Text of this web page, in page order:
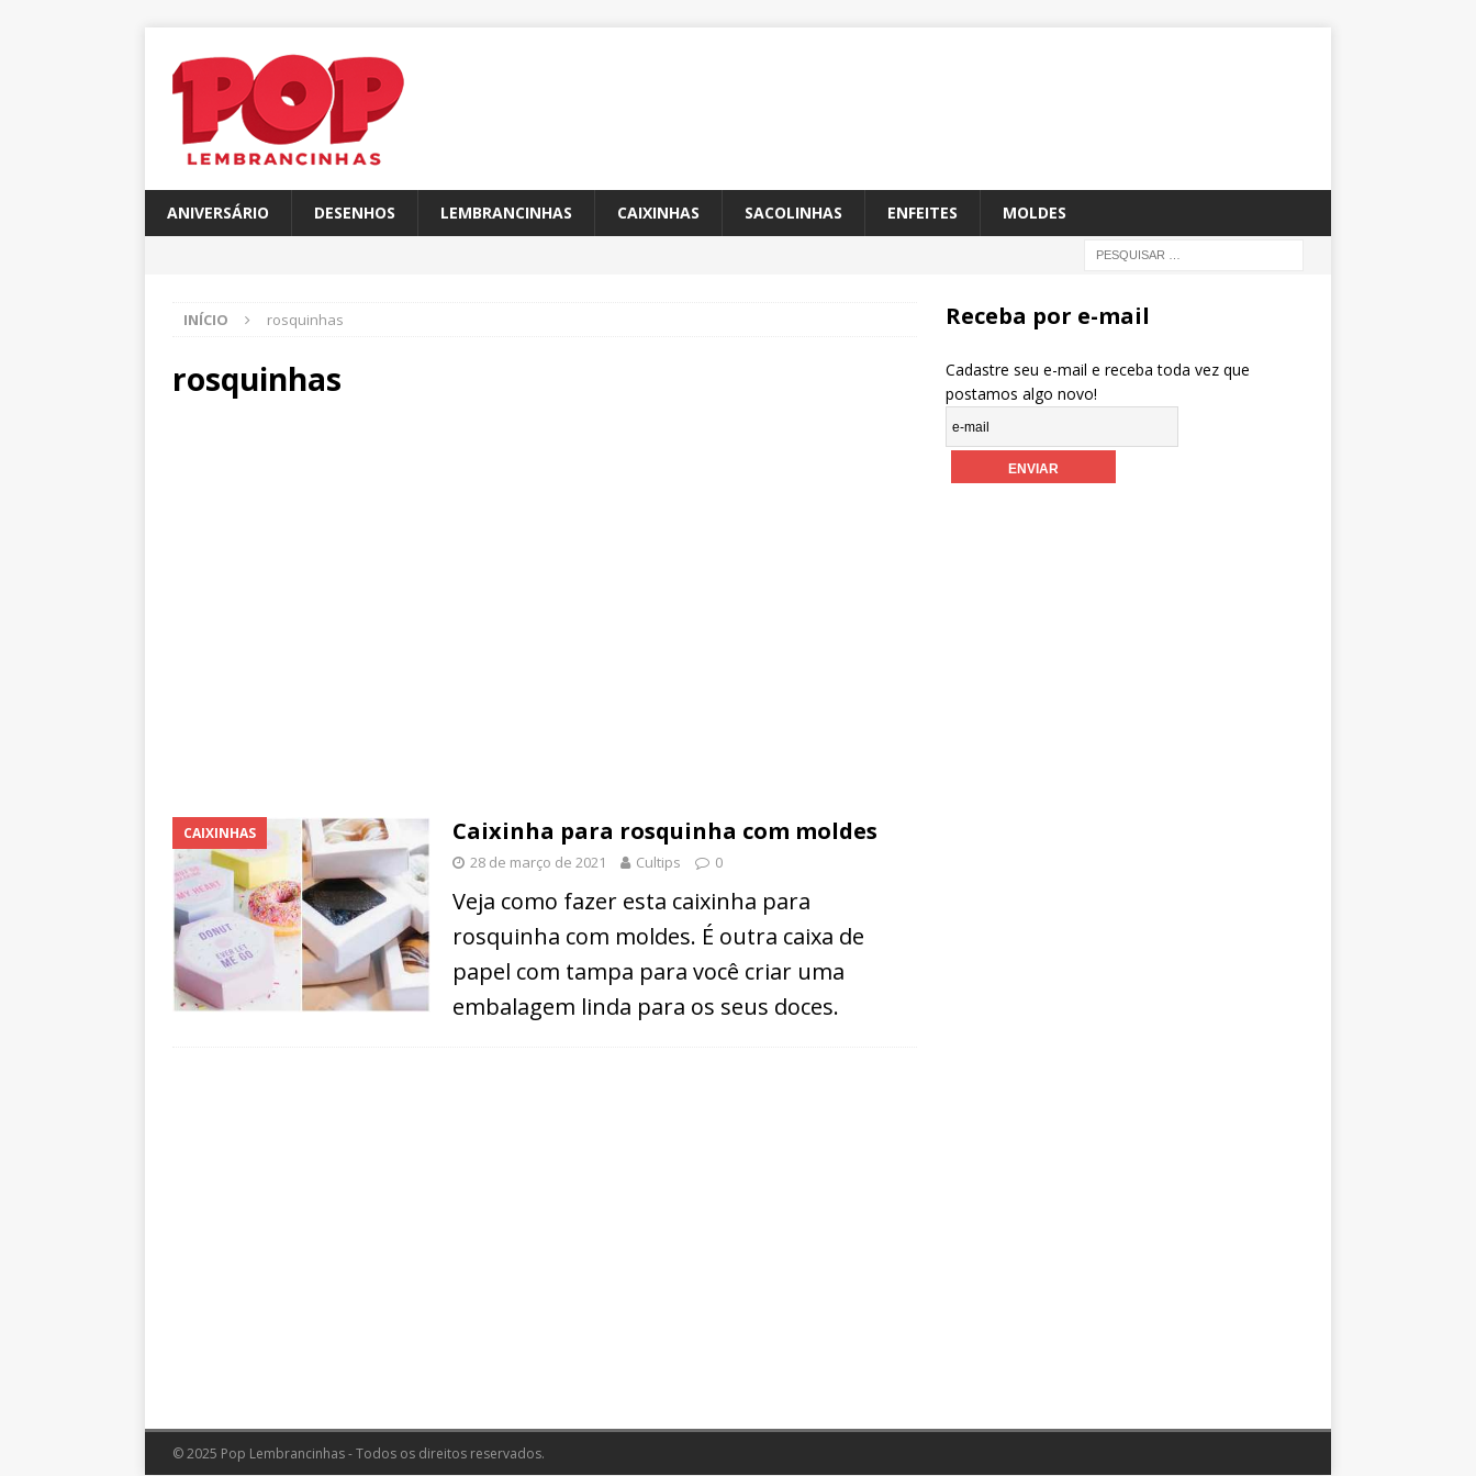
ANIVERSÁRIO DESENHOS LEMBRANCINHAS CAIXINHAS SACOLINHAS ENFEITES MOLDES
INÍCIO rosquinhas
rosquinhas
CAIXINHAS Caixinha para rosquinha com moldes
28 de março de 2021 Cultips 0
Veja como fazer esta caixinha para
rosquinha com moldes. É outra caixa de
papel com tampa para você criar uma
embalagem linda para os seus doces.
Receba por e-mail
Cadastre seu e-mail e receba toda vez que
postamos algo novo!
© 2025 Pop Lembrancinhas - Todos os direitos reservados.